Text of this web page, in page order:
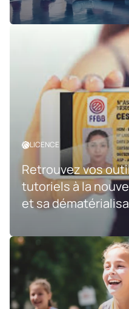
LICENCE
Retrouvez vos
tutoriels à la
et sa